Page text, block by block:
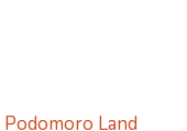
Podomoro Land